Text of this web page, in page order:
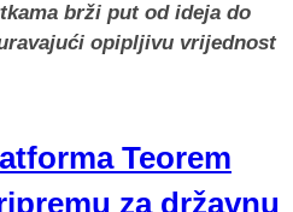
brži put od ideja do
opipljivu vrijednost
Teorem
za državnu